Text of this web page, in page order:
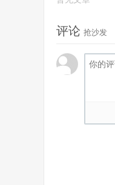
评论 抢沙发